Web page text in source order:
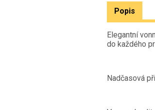
Popis
Elegantní
do každého
Nadčasová